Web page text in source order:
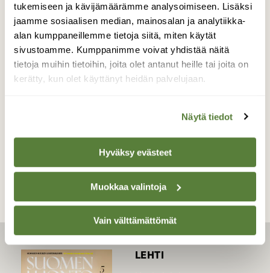
tukemiseen ja kävijämäärämme analysoimiseen. Lisäksi
jaamme sosiaalisen median, mainosalan ja analytiikka-
alan kumppaneillemme tietoja siitä, miten käytät
sivustoamme. Kumppanimme voivat yhdistää näitä
tietoja muihin tietoihin, joita olet antanut heille tai joita on
kerätty, kun olet käyttänyt heidän palvelujaan.
Näytä tiedot
Hyväksy evästeet
Muokkaa valintoja
Vain välttämättömät
Huoltoa
Pakkasyön jälkeen turkin huoltoa auringon
paisteessa. Vielä ei ole turkin vaihdon aika.
TAKAISIN LISTAAN
LEHTI